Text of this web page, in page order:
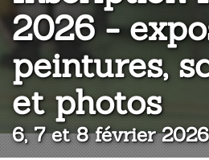
2026 -
peintures,
et photos:
6, 7 et 8 février 2026